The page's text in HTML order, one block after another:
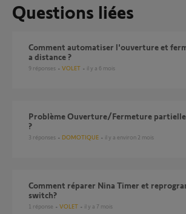
Questions liées
Comment automatiser l'ouverture et fermeture des volets
a distance ?
9 réponses VOLET il y a 6 mois
Problème Ouverture/Fermeture partielle volets par Alexa
?
3 réponses DOMOTIQUE il y a environ 2 mois
Comment réparer Nina Timer et reprogrammer Tahoma
switch?
1 réponse VOLET il y a 7 mois